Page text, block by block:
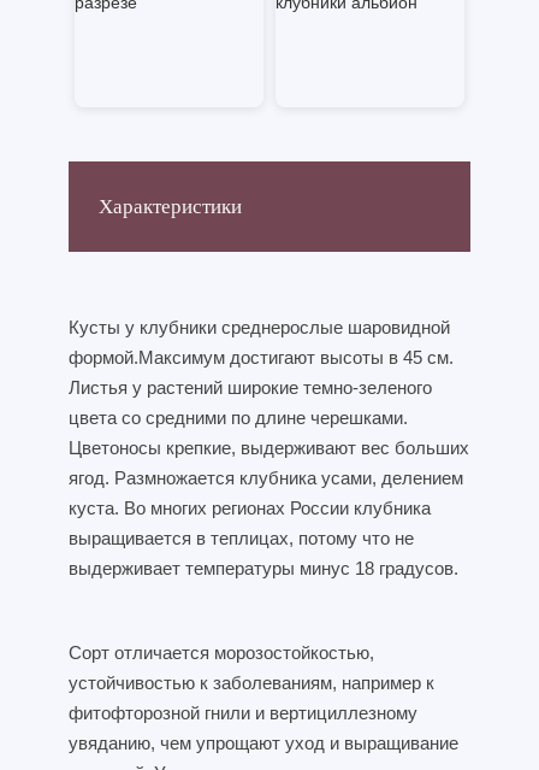
Характеристики
Кусты у клубники среднерослые шаровидной
формой.Максимум достигают высоты в 45 см.
Листья у растений широкие темно-зеленого
цвета со средними по длине черешками.
Цветоносы крепкие, выдерживают вес больших
ягод. Размножается клубника усами, делением
куста. Во многих регионах России клубника
выращивается в теплицах, потому что не
выдерживает температуры минус 18 градусов.
Сорт отличается морозостойкостью,
устойчивостью к заболеваниям, например к
фитофторозной гнили и вертициллезному
увяданию, чем упрощают уход и выращивание